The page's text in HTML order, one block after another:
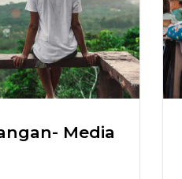
Media